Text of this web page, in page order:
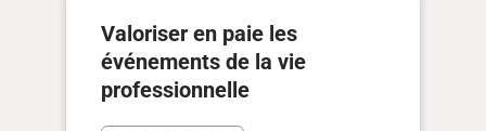
Valoriser en paie les
événements de la vie
professionnelle